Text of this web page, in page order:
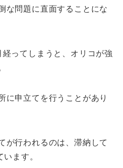
な問題に直面することにな
ってしまうと、オリコが強
に申立てを行うことがあり
が行われるのは、滞納して
ます。